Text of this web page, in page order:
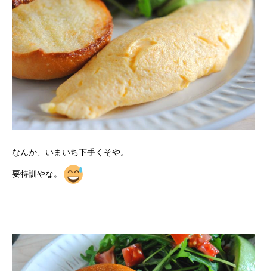
なんか、いまいち下手くそや。
要特訓やな。